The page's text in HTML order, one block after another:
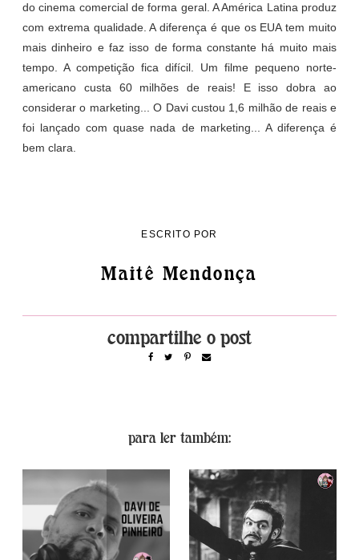
do cinema comercial de forma geral. A América Latina produz
com extrema qualidade. A diferença é que os EUA tem muito
mais dinheiro e faz isso de forma constante há muito mais
tempo. A competição fica difícil. Um filme pequeno norte-
americano custa 60 milhões de reais! E isso dobra ao
considerar o marketing... O Davi custou 1,6 milhão de reais e
foi lançado com quase nada de marketing... A diferença é
bem clara.
ESCRITO POR
Maitê Mendonça
para ler também: